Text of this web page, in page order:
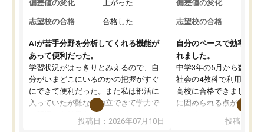
偏差値の変化 上がった
志望校の合格 合格した
AIが苦手分野を分析してくれる機能が
あって便利だった。
学習状況がはっきりとみえるので、自
分がいまどこにいるのかの把握がすぐ
にできて便利だった。また私は部活に
入っていたが難なく両立できて学力で
も部活でも結果を残すことができてよ
かった。また問題演習の際に、自分が
投稿日：2026年07月10日
偏差値の変化
志望校の合格
自分のペースで効率よく
れました。
中学3年の5月から数学・
社会の4教科で利用し、
高校に合格できました。
に固められる点が魅力で
項目のおかげで、手軽
投稿日：